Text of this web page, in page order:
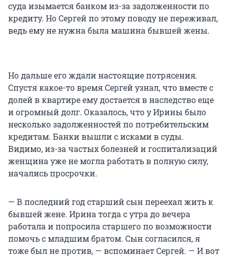
суда изымается банком из-за задолженности по
кредиту. Но Сергей по этому поводу не переживал,
ведь ему не нужна была машина бывшей жены.
Но дальше его ждали настоящие потрясения.
Спустя какое-то время Сергей узнал, что вместе с
долей в квартире ему достается в наследство еще
и огромный долг. Оказалось, что у Ирины было
несколько задолженностей по потребительским
кредитам. Банки вышли с исками в суды.
Видимо, из-за частых болезней и госпитализаций
женщина уже не могла работать в полную силу,
начались просрочки.
— В последний год старший сын переехал жить к
бывшей жене. Ирина тогда с утра до вечера
работала и попросила старшего по возможности
помочь с младшим братом. Сын согласился, я
тоже был не против, — вспоминает Сергей. — И вот